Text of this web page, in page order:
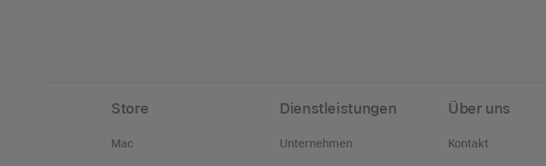
Store
Mac
Dienstleistungen
Unternehmen
Über uns
Kontakt